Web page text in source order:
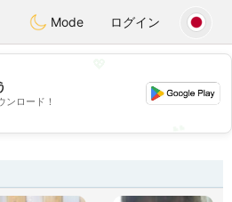
SuissiMode ログイン
ンロード！